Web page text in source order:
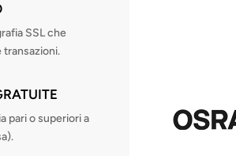
SSL che
pari o superiori a